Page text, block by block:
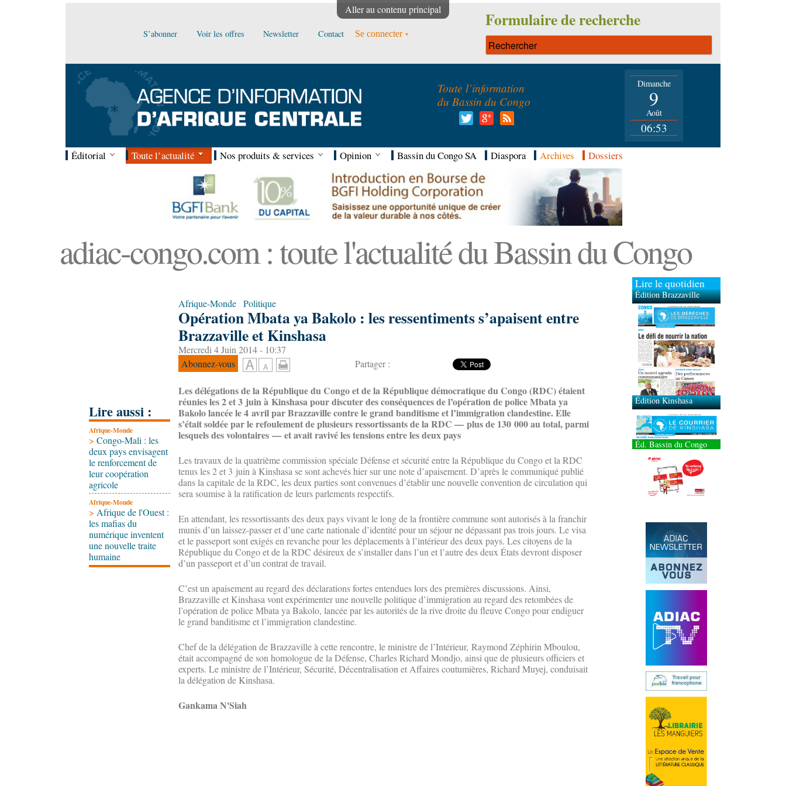
Aller au contenu principal
S’abonner Voir les offres Newsletter Contact Se connecter
Formulaire de recherche
Toute l’information
du Bassin du Congo
Dimanche
9
Août
06:53
Éditorial Toute l’actualité Nos produits & services Opinion Bassin du Congo SA Diaspora Archives Dossiers
adiac-congo.com : toute l'actualité du Bassin du Congo
Lire aussi :
Afrique-Monde
> Congo-Mali : les
deux pays envisagent
le renforcement de
leur coopération
agricole
Afrique-Monde
> Afrique de l'Ouest :
les mafias du
numérique inventent
une nouvelle traite
humaine
Afrique-Monde Politique
Opération Mbata ya Bakolo : les ressentiments s’apaisent entre
Brazzaville et Kinshasa
Mercredi 4 Juin 2014 - 10:37
Abonnez-vous
Partager :
Les délégations de la République du Congo et de la République démocratique du Congo (RDC) étaient
réunies les 2 et 3 juin à Kinshasa pour discuter des conséquences de l’opération de police Mbata ya
Bakolo lancée le 4 avril par Brazzaville contre le grand banditisme et l’immigration clandestine. Elle
s’était soldée par le refoulement de plusieurs ressortissants de la RDC — plus de 130 000 au total, parmi
lesquels des volontaires — et avait ravivé les tensions entre les deux pays
Les travaux de la quatrième commission spéciale Défense et sécurité entre la République du Congo et la RDC
tenus les 2 et 3 juin à Kinshasa se sont achevés hier sur une note d’apaisement. D’après le communiqué publié
dans la capitale de la RDC, les deux parties sont convenues d’établir une nouvelle convention de circulation qui
sera soumise à la ratification de leurs parlements respectifs.
En attendant, les ressortissants des deux pays vivant le long de la frontière commune sont autorisés à la franchir
munis d’un laissez-passer et d’une carte nationale d’identité pour un séjour ne dépassant pas trois jours. Le visa
et le passeport sont exigés en revanche pour les déplacements à l’intérieur des deux pays. Les citoyens de la
République du Congo et de la RDC désireux de s’installer dans l’un et l’autre des deux États devront disposer
d’un passeport et d’un contrat de travail.
C’est un apaisement au regard des déclarations fortes entendues lors des premières discussions. Ainsi,
Brazzaville et Kinshasa vont expérimenter une nouvelle politique d’immigration au regard des retombées de
l’opération de police Mbata ya Bakolo, lancée par les autorités de la rive droite du fleuve Congo pour endiguer
le grand banditisme et l’immigration clandestine.
Chef de la délégation de Brazzaville à cette rencontre, le ministre de l’Intérieur, Raymond Zéphirin Mboulou,
était accompagné de son homologue de la Défense, Charles Richard Mondjo, ainsi que de plusieurs officiers et
experts. Le ministre de l’Intérieur, Sécurité, Décentralisation et Affaires coutumières, Richard Muyej, conduisait
la délégation de Kinshasa.
Gankama N'Siah
Lire le quotidien
Édition Brazzaville
Édition Kinshasa
Éd. Bassin du Congo